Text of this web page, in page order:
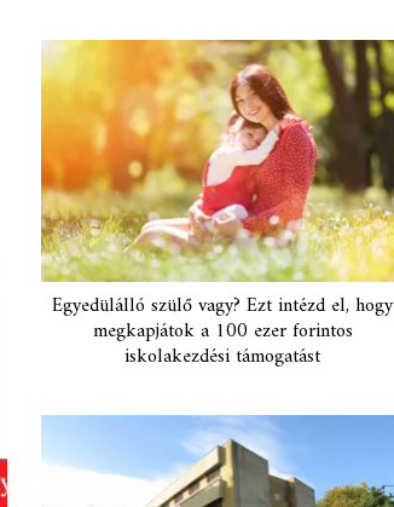
Egyedülálló szülő vagy? Ezt intézd el, hogy
megkapjátok a 100 ezer forintos
iskolakezdési támogatást